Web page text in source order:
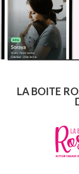
LA BOITE